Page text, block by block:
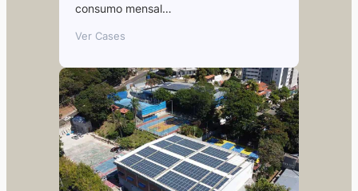
consumo mensal…
Ver Cases